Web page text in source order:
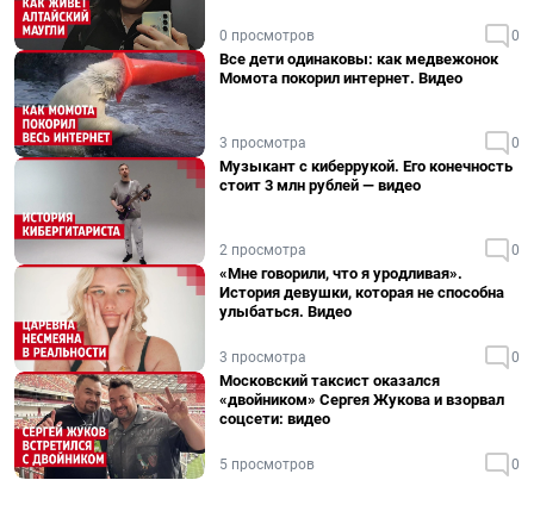
0 просмотров 0
Все дети одинаковы: как медвежонок
Момота покорил интернет. Видео
3 просмотра 0
Музыкант с киберрукой. Его конечность
стоит 3 млн рублей — видео
2 просмотра 0
«Мне говорили, что я уродливая».
История девушки, которая не способна
улыбаться. Видео
3 просмотра 0
Московский таксист оказался
«двойником» Сергея Жукова и взорвал
соцсети: видео
5 просмотров 0